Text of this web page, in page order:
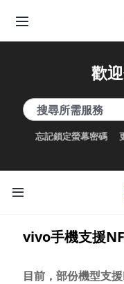
登入/註冊
歡
忘記鎖定螢幕密碼
vivo手機支援
目前，部份機型支